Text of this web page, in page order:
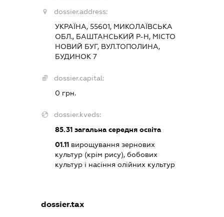
dossier.address:
УКРАЇНА, 55601, МИКОЛАЇВСЬКА
ОБЛ., БАШТАНСЬКИЙ Р-Н, МІСТО
НОВИЙ БУГ, ВУЛ.ТОПОЛИНА,
БУДИНОК 7
dossier.capital:
0 грн.
dossier.kveds:
85.31загальна середня освіта
01.11вирощування зернових
культур (крім рису), бобових
культур і насіння олійних культур
dossier.tax